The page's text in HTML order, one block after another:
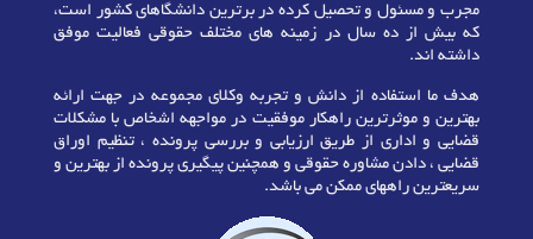
مجرب و مسئول و تحصیل کرده در برترین دانشگاهای کشور است،
که بیش از ده سال در زمینه های مختلف حقوقی فعالیت موفق
داشته اند.
هدف ما استفاده از دانش و تجربه وکلای مجموعه در جهت ارائه
بهترین و موثرترین راهکار موفقیت در مواجهه اشخاص با مشکلات
قضایی و اداری از طریق ارزیابی و بررسی پرونده ، تنظیم اوراق
قضایی ، دادن مشاوره حقوقی و همچنین پیگیری پرونده از بهترین و
سریعترین راههای ممکن می باشد.